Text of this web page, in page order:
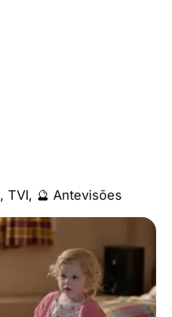
, TVI, 🔮 Antevisões